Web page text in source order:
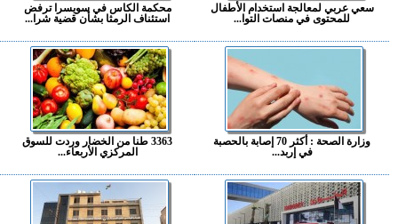
سعي عربي لمعالجة استخدام الأطفال
للمحتوى في منصات التوا...
محكمة الكاس في سويسرا ترفض
استئناف الرمثا بشأن قضية شرا...
وزارة الصحة : أكثر 70 إصابة بالحصبة
في إربد...
3363 طنا من الخضار وردت للسوق
المركزي الأربعاء...